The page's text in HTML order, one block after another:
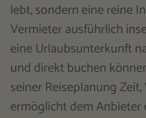
lebt, sondern eine reine
Vermieter ausführlich
eine Urlaubsunterkunft
und direkt buchen
seiner Reiseplanung
ermöglicht dem